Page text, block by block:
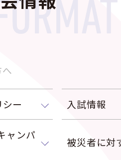
シー 入試情報
ャンパ
被災者に対